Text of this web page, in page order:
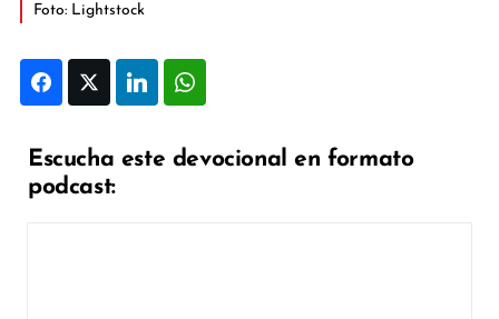
Foto: Lightstock
FacebookTwitter LinkedIn
Escucha este devocional en formato
podcast: